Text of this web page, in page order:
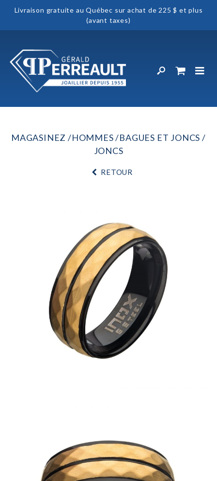
Livraison gratuite au Québec sur achat de 225 $ et plus
(avant taxes)
MAGASINEZ HOMMES
BAGUES ET JONCS
JONCS
RETOUR